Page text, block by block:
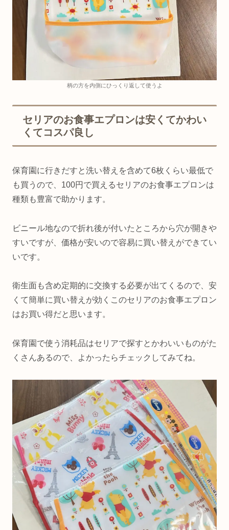
柄の方を内側にひっくり返して使うよ
セリアのお食事エプロンは安くてかわい
くてコスパ良し
保育園に行きだすと洗い替えを含めて6枚くらい最低で
も買うので、100円で買えるセリアのお食事エプロンは
種類も豊富で助かります。
ビニール地なので折れ後が付いたところから穴が開きや
すいですが、価格が安いので容易に買い替えができてい
いです。
衛生面も含め定期的に交換する必要が出てくるので、安
くて簡単に買い替えが効くこのセリアのお食事エプロン
はお買い得だと思います。
保育園で使う消耗品はセリアで探すとかわいいものがた
くさんあるので、よかったらチェックしてみてね。